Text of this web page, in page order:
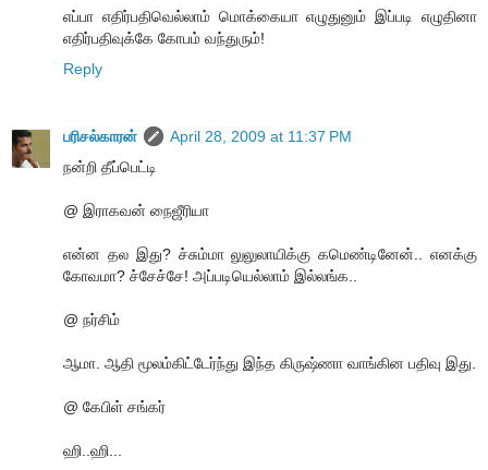
எப்பா எதிர்பதிவெல்லாம் மொக்கையா எழுதுனும் இப்படி எழுதினா
எதிர்பதிவுக்கே கோபம் வந்துரும்!
Reply
பரிசல்காரன்
April 28, 2009 at 11:37 PM
நன்றி தீப்பெட்டி
@ இராகவன் நைஜீரியா
என்ன தல இது? ச்சும்மா லுலுலாயிக்கு கமெண்டினேன்.. எனக்கு
கோவமா? ச்சேச்சே! அப்படியெல்லாம் இல்லங்க..
@ நர்சிம்
ஆமா. ஆதி மூலம்கிட்டேர்ந்து இந்த கிருஷ்ணா வாங்கின பதிவு இது.
@ கேபிள் சங்கர்
ஹி..ஹி...